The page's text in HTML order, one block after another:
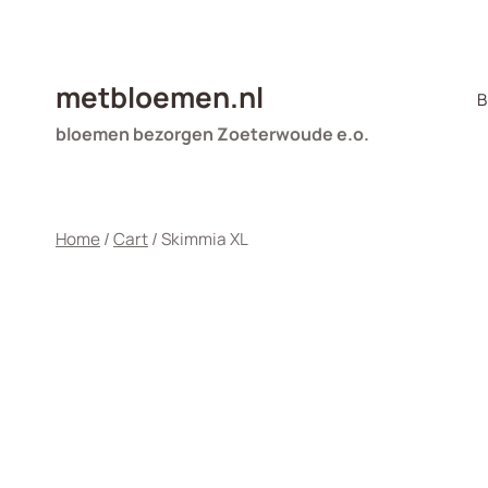
metbloemen.nl
bloemen bezorgen Zoeterwoude e.o.
Home/Cart/Skimmia XL